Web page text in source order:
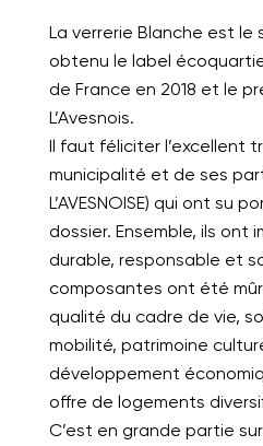
La verrerie Blanche est le
obtenu le label
de France en 2018 et le
L’Avesnois.
Il faut féliciter l’excellent
municipalité et de ses
L’AVESNOISE) qui ont su
dossier. Ensemble, ils ont
durable, responsable et
composantes ont été
qualité du cadre de vie,
mobilité, patrimoine
développement
offre de logements
C’est en grande partie